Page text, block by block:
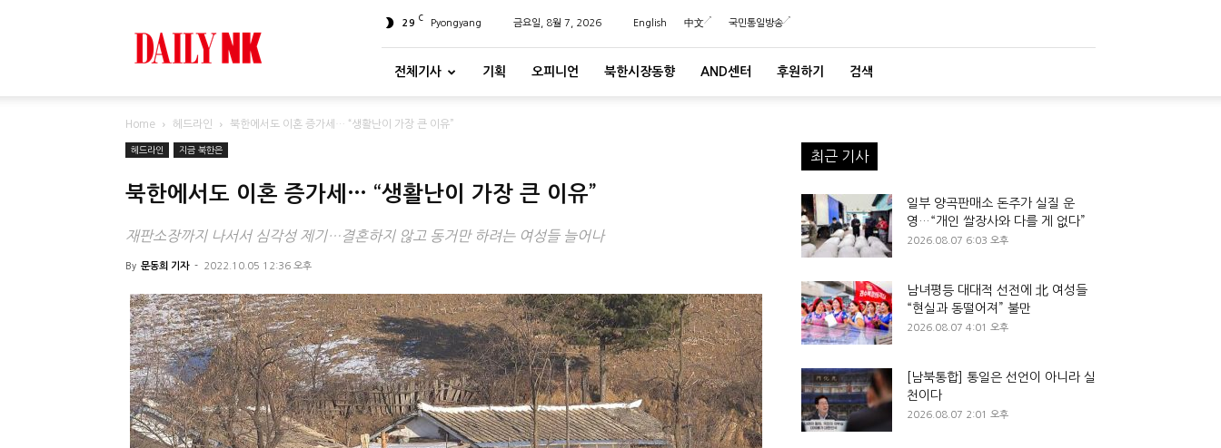
29 C Pyongyang 금요일, 8월 7, 2026 English 中文 국민통일방송
전체기사 기획 오피니언 북한시장동향 AND센터 후원하기 검색
Home 헤드라인 북한에서도 이혼 증가세… “생활난이 가장 큰 이유”
헤드라인 지금 북한은
북한에서도 이혼 증가세… “생활난이 가장 큰 이유”
재판소장까지 나서서 심각성 제기…결혼하지 않고 동거만 하려는 여성들 늘어나
By 문동희 기자 - 2022.10.05 12:36 오후
최근 기사
일부 양곡판매소 돈주가 실질 운
영…“개인 쌀장사와 다를 게 없다”
2026.08.07 6:03 오후
남녀평등 대대적 선전에 北 여성들
“현실과 동떨어져” 불만
2026.08.07 4:01 오후
[남북통합] 통일은 선언이 아니라 실
천이다
2026.08.07 2:01 오후